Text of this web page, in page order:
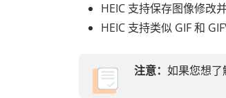
HEIC 支持保存图像修改
HEIC 支持类似 GIF 和
注意： 如果您想了